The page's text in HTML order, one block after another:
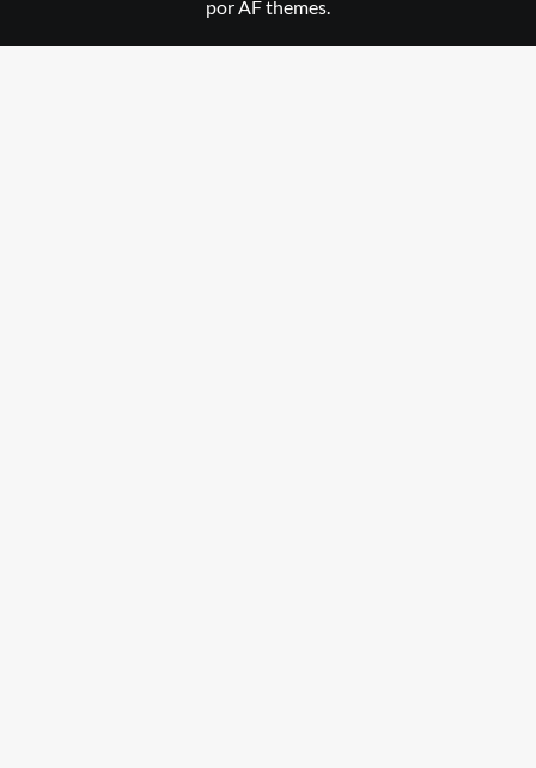
por AF themes.